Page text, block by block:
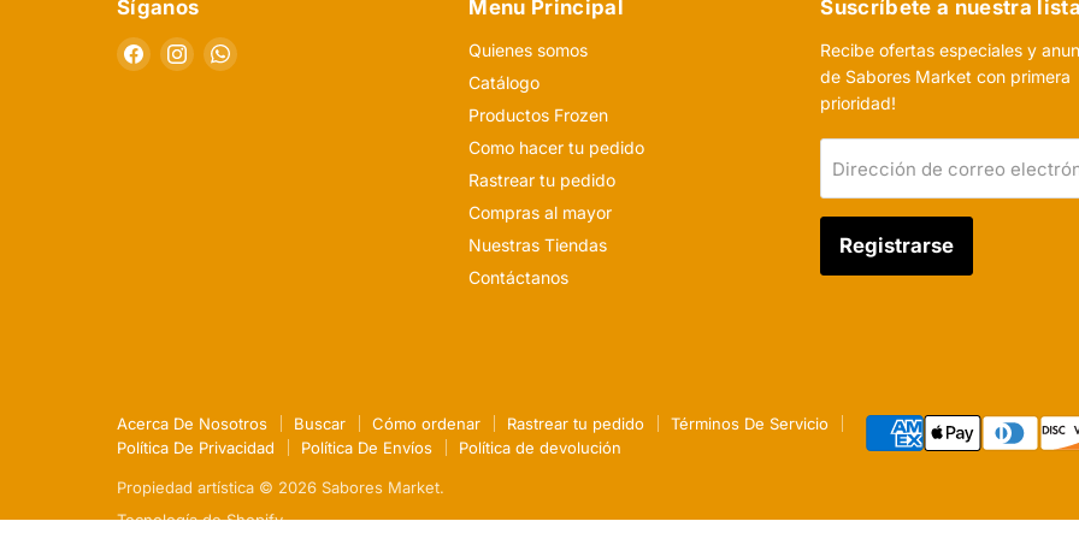
Síganos
Encuéntrenos
en
Encuéntrenos
en
Encuéntrenos
Menu Principal
Quienes somos
Catálogo
Productos Frozen
Como hacer tu pedido
Rastrear tu pedido
Compras al mayor
Nuestras Tiendas
Contáctanos
Suscríbete a nuestra
Recibe ofertas especiales y
de Sabores Market con primera
prioridad!
Dirección de correo
Registrarse
Acerca De Nosotros
Buscar Cómo ordenar Rastrear tu pedido
Términos De Servicio
Política De Privacidad
Política De Envíos Política de devolución
Propiedad artística © 2026 Sabores Market.
Tecnología de Shopify